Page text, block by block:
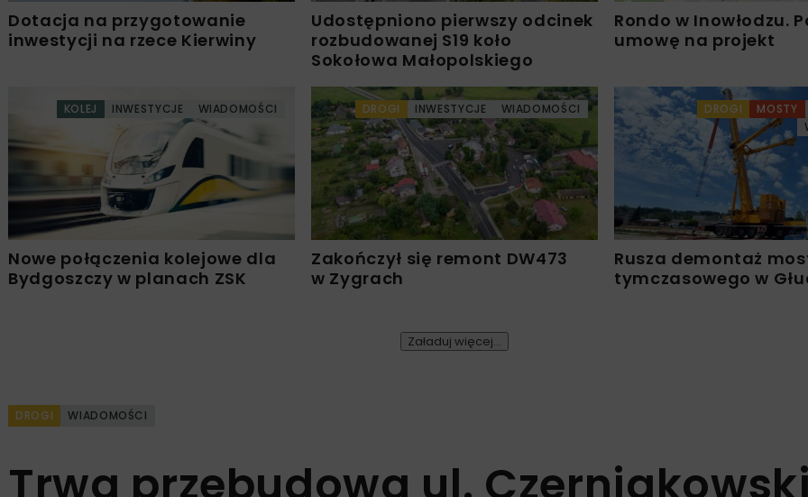
Dotacja na przygotowanie
inwestycji na rzece Kierwiny
Udostępniono pierwszy odcinek
rozbudowanej S19 koło
Sokołowa Małopolskiego
Rondo w Inowłodzu.
umowę na projekt
KOLEJ INWESTYCJE WIADOMOŚCI
Nowe połączenia kolejowe dla
Bydgoszczy w planach ZSK
DROGI INWESTYCJE WIADOMOŚCI
Zakończył się remont DW473
w Zygrach
DROGI
MOSTY
Rusza demontaż
tymczasowego w
Załaduj więcej...
DROGI WIADOMOŚCI